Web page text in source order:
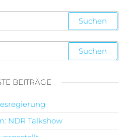
BEITRÄGE
NDR Talkshow